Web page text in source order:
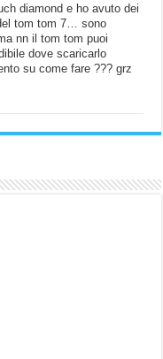
diamond e ho avuto dei
tom tom 7… sono
nn il tom tom puoi
dove scaricarlo
su come fare ??? grz